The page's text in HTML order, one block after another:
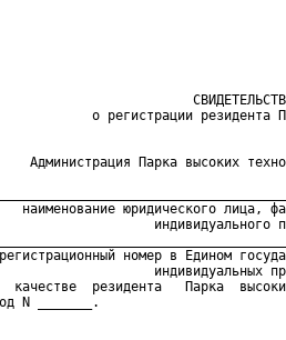
Администрация Парка высоких
наименование юридического лица,
индивидуального
номер в Едином
индивидуальных
качестве  резидента   Парка